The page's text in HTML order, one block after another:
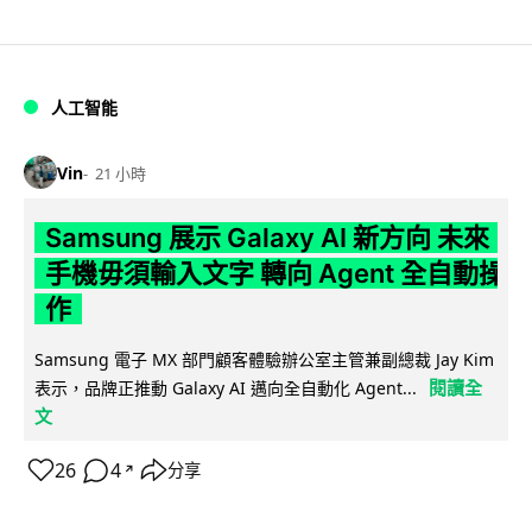
人工智能
Vin 21 小時
Samsung 展示 Galaxy AI 新方向 未來
手機毋須輸入文字 轉向 Agent 全自動操
作
Samsung 電子 MX 部門顧客體驗辦公室主管兼副總裁 Jay Kim
表示，品牌正推動 Galaxy AI 邁向全自動化 Agent...
閱讀全
文
26 4 ↗ 分享